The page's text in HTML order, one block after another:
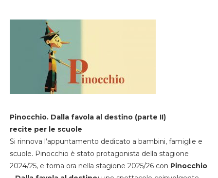
Pinocchio. Dalla favola al destino (parte II)
recite per le scuole
Si rinnova l’appuntamento dedicato a bambini, famiglie e
scuole. Pinocchio è stato protagonista della stagione
2024/25, e torna ora nella stagione 2025/26 con Pinocchio